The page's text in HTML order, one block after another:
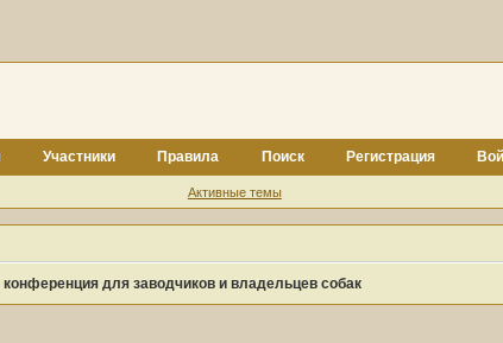
Участники Правила Поиск Регистрация
Активные темы
конференция для заводчиков и владельцев собак